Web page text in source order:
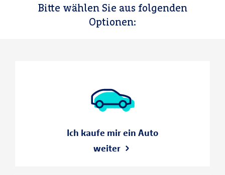
Bitte wählen Sie aus folgenden
Optionen:
Ich kaufe mir ein Auto
weiter